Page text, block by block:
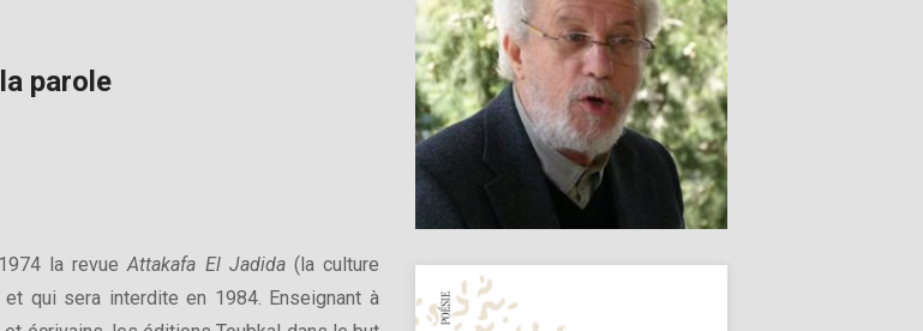
parole
la revueAttakafa El Jadida(la culture
qui sera interdite en 1984. Enseignant à